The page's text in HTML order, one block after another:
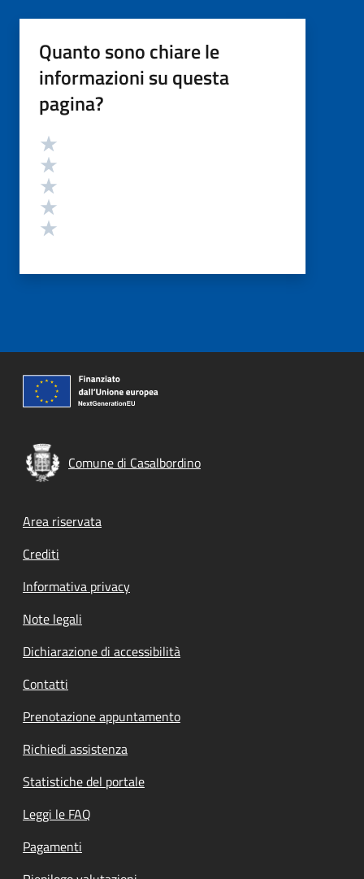
Quanto sono chiare le
informazioni su questa
pagina?
Valutazione
Comune di Casalbordino
Footer menu
Area riservata
Crediti
Informativa privacy
Note legali
Dichiarazione di accessibilità
Contatti
Prenotazione appuntamento
Richiedi assistenza
Statistiche del portale
Leggi le FAQ
Pagamenti